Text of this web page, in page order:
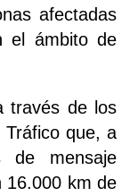
afectadas
el ámbito de
través de los
Tráfico que, a
de mensaje
16.000 km de